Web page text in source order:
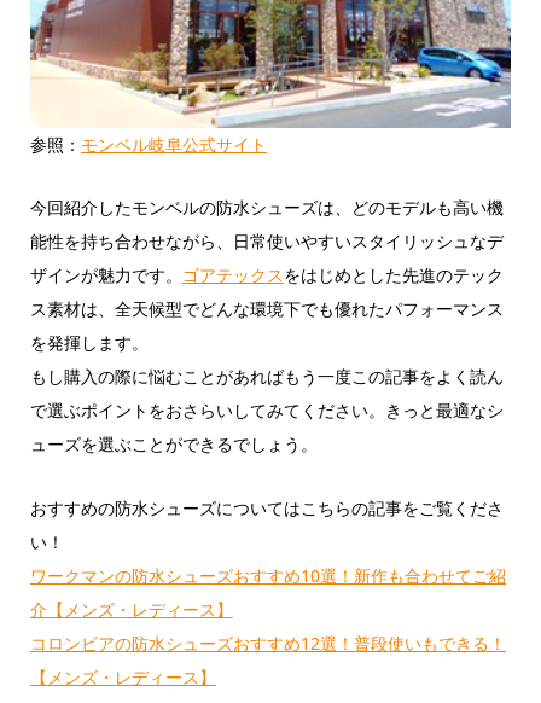
参照： モンベル岐阜公式サイト
今回紹介したモンベルの防水シューズは、どのモデルも高い機
能性を持ち合わせながら、日常使いやすいスタイリッシュなデ
ザインが魅力です。 ゴアテックスをはじめとした先進のテック
ス素材は、全天候型でどんな環境下でも優れたパフォーマンス
を発揮します。
もし購入の際に悩むことがあればもう一度この記事をよく読ん
で選ぶポイントをおさらいしてみてください。きっと最適なシ
ューズを選ぶことができるでしょう。
おすすめの防水シューズについてはこちらの記事をご覧くださ
い！
ワークマンの防水シューズおすすめ10選！新作も合わせてご紹
介【メンズ・レディース】
コロンビアの防水シューズおすすめ12選！普段使いもできる！
【メンズ・レディース】